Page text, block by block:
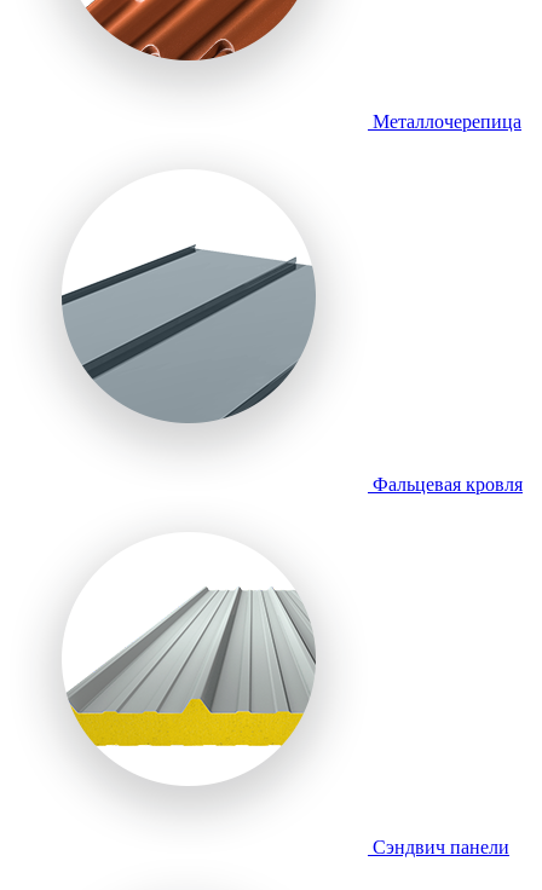
Металлочерепица
Фальцевая кровля
Сэндвич панели